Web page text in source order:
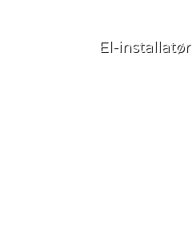
El-installatør